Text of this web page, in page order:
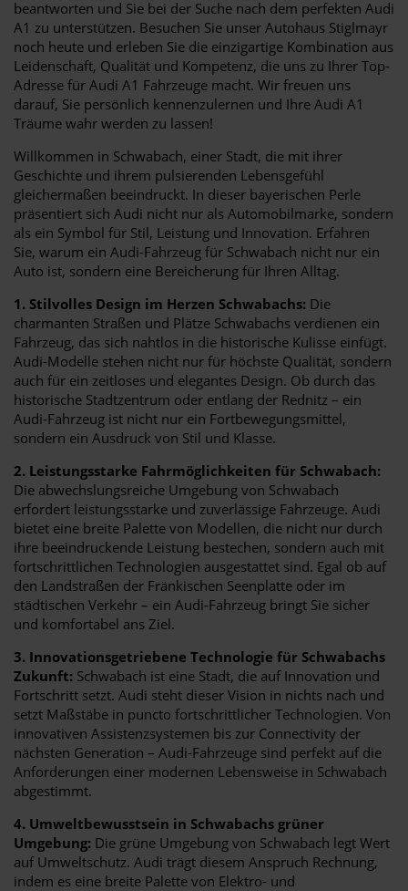
beantworten und Sie bei der Suche nach dem perfekten Audi
A1 zu unterstützen. Besuchen Sie unser Autohaus Stiglmayr
noch heute und erleben Sie die einzigartige Kombination aus
Leidenschaft, Qualität und Kompetenz, die uns zu Ihrer Top-
Adresse für Audi A1 Fahrzeuge macht. Wir freuen uns
darauf, Sie persönlich kennenzulernen und Ihre Audi A1
Träume wahr werden zu lassen!
Willkommen in Schwabach, einer Stadt, die mit ihrer
Geschichte und ihrem pulsierenden Lebensgefühl
gleichermaßen beeindruckt. In dieser bayerischen Perle
präsentiert sich Audi nicht nur als Automobilmarke, sondern
als ein Symbol für Stil, Leistung und Innovation. Erfahren
Sie, warum ein Audi-Fahrzeug für Schwabach nicht nur ein
Auto ist, sondern eine Bereicherung für Ihren Alltag.
1. Stilvolles Design im Herzen Schwabachs: Die
charmanten Straßen und Plätze Schwabachs verdienen ein
Fahrzeug, das sich nahtlos in die historische Kulisse einfügt.
Audi-Modelle stehen nicht nur für höchste Qualität, sondern
auch für ein zeitloses und elegantes Design. Ob durch das
historische Stadtzentrum oder entlang der Rednitz – ein
Audi-Fahrzeug ist nicht nur ein Fortbewegungsmittel,
sondern ein Ausdruck von Stil und Klasse.
2. Leistungsstarke Fahrmöglichkeiten für Schwabach:
Die abwechslungsreiche Umgebung von Schwabach
erfordert leistungsstarke und zuverlässige Fahrzeuge. Audi
bietet eine breite Palette von Modellen, die nicht nur durch
ihre beeindruckende Leistung bestechen, sondern auch mit
fortschrittlichen Technologien ausgestattet sind. Egal ob auf
den Landstraßen der Fränkischen Seenplatte oder im
städtischen Verkehr – ein Audi-Fahrzeug bringt Sie sicher
und komfortabel ans Ziel.
3. Innovationsgetriebene Technologie für Schwabachs
Zukunft: Schwabach ist eine Stadt, die auf Innovation und
Fortschritt setzt. Audi steht dieser Vision in nichts nach und
setzt Maßstäbe in puncto fortschrittlicher Technologien. Von
innovativen Assistenzsystemen bis zur Connectivity der
nächsten Generation – Audi-Fahrzeuge sind perfekt auf die
Anforderungen einer modernen Lebensweise in Schwabach
abgestimmt.
4. Umweltbewusstsein in Schwabachs grüner
Umgebung: Die grüne Umgebung von Schwabach legt Wert
auf Umweltschutz. Audi trägt diesem Anspruch Rechnung,
indem es eine breite Palette von Elektro- und